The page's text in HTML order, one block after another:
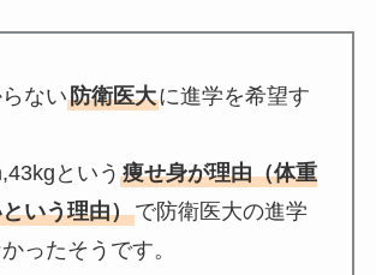
ない防衛医大に進学を希望す
という 痩せ身が理由（体重
いう理由）で防衛医大の進学
ったそうです。